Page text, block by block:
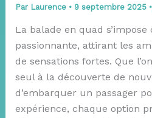
Par Laurence • 9 septembre 2025 •
La balade en quad
passionnante, attirant les
de sensations fortes. Que
seul à la découverte de
d’embarquer un passager
expérience, chaque option